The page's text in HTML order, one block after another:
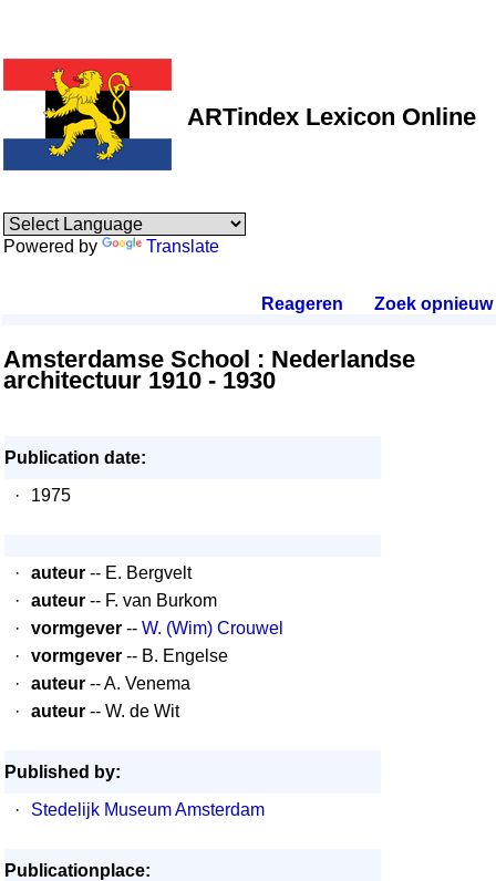
ARTindex Lexicon Online
Powered by Translate
Reageren Zoek opnieuw.
Amsterdamse School : Nederlandse
architectuur 1910 - 1930
Publication date:
·
1975
· auteur -- E. Bergvelt
·
auteur -- F. van Burkom
·
vormgever -- W. (Wim) Crouwel
·
vormgever -- B. Engelse
·
auteur -- A. Venema
·
auteur -- W. de Wit
Published by:
·
Stedelijk Museum Amsterdam
Publicationplace: